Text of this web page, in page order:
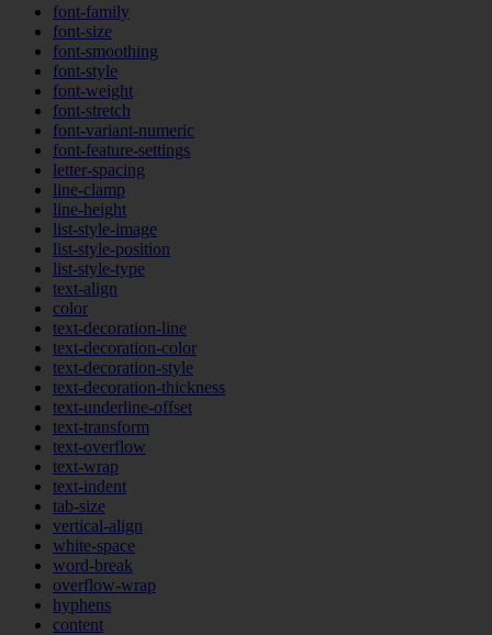
font-family
font-size
font-smoothing
font-style
font-weight
font-stretch
font-variant-numeric
font-feature-settings
letter-spacing
line-clamp
line-height
list-style-image
list-style-position
list-style-type
text-align
color
text-decoration-line
text-decoration-color
text-decoration-style
text-decoration-thickness
text-underline-offset
text-transform
text-overflow
text-wrap
text-indent
tab-size
vertical-align
white-space
word-break
overflow-wrap
hyphens
content